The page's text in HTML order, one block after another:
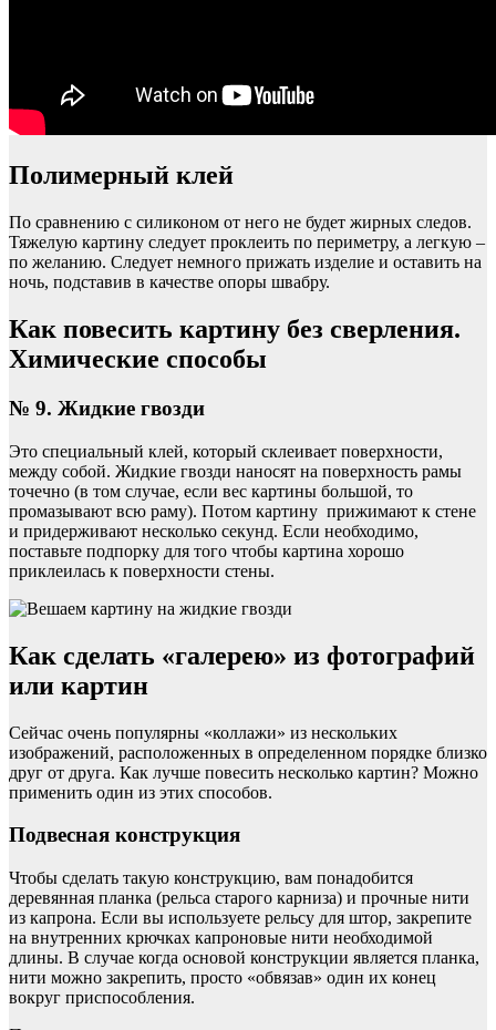
Полимерный клей
По сравнению с силиконом от него не будет жирных следов.
Тяжелую картину следует проклеить по периметру, а легкую –
по желанию. Следует немного прижать изделие и оставить на
ночь, подставив в качестве опоры швабру.
Как повесить картину без сверления.
Химические способы
№ 9. Жидкие гвозди
Это специальный клей, который склеивает поверхности,
между собой. Жидкие гвозди наносят на поверхность рамы
точечно (в том случае, если вес картины большой, то
промазывают всю раму). Потом картину прижимают к стене
и придерживают несколько секунд. Если необходимо,
поставьте подпорку для того чтобы картина хорошо
приклеилась к поверхности стены.
Как сделать «галерею» из фотографий
или картин
Сейчас очень популярны «коллажи» из нескольких
изображений, расположенных в определенном порядке близко
друг от друга. Как лучше повесить несколько картин? Можно
применить один из этих способов.
Подвесная конструкция
Чтобы сделать такую конструкцию, вам понадобится
деревянная планка (рельса старого карниза) и прочные нити
из капрона. Если вы используете рельсу для штор, закрепите
на внутренних крючках капроновые нити необходимой
длины. В случае когда основой конструкции является планка,
нити можно закрепить, просто «обвязав» один их конец
вокруг приспособления.